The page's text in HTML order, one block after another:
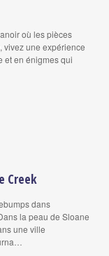
où les pièces
vivez une expérience
et en énigmes qui
Creek
dans
la peau de Sloane
une ville